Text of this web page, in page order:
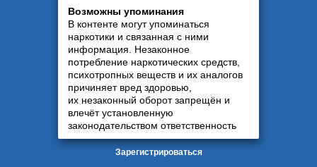
Возможны упоминания
В контенте могут упоминаться
наркотики и связанная с ними
информация. Незаконное
потребление наркотических средств,
психотропных веществ и их аналогов
причиняет вред здоровью,
их незаконный оборот запрещён и
влечёт установленную
законодательством ответственность
Зарегистрироваться